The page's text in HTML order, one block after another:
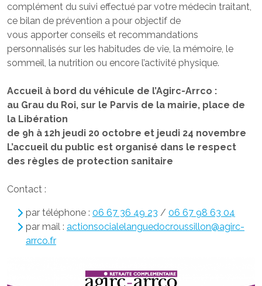
complément du suivi effectué par votre médecin traitant,
ce bilan de prévention a pour objectif de
vous apporter conseils et recommandations
personnalisés sur les habitudes de vie, la mémoire, le
sommeil, la nutrition ou encore l’activité physique.
Accueil à bord du véhicule de l’Agirc-Arrco :
au Grau du Roi, sur le Parvis de la mairie, place de
la Libération
de 9h à 12h jeudi 20 octobre et jeudi 24 novembre
L’accueil du public est organisé dans le respect
des règles de protection sanitaire
Contact :
par téléphone : 06 67 36 49 23 / 06 67 98 63 04
par mail : actionsocialelanguedocroussillon@agirc-
arrco.fr